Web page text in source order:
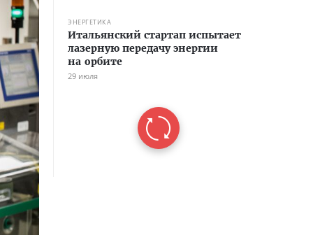
ЭНЕРГЕТИКА
Итальянский стартап испытает
лазерную передачу энергии
на орбите
29 июля